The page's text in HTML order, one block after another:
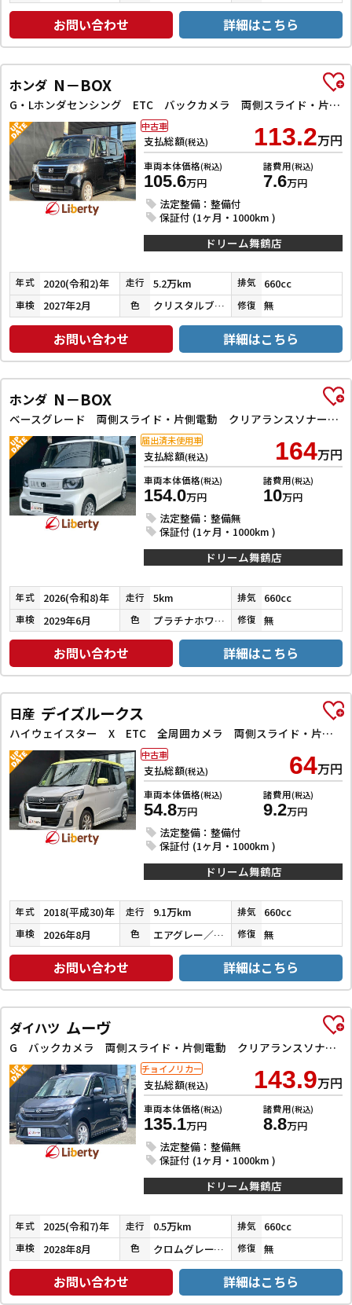
お問い合わせ 詳細はこちら
ホンダ N－BOX
G・Lホンダセンシング ETC バックカメラ 両側スライド・片側電動 ナビ オートクルーズコントロール レーンアシスト 衝突被害軽減システム オートライト スマートキー アイドリングストップ
支払総額(税込) 113.2万円
車両本体価格(税込)
105.6万円
諸費用(税込)
7.6万円
法定整備：整備付
保証付 (1ヶ月・1000km )
中古車
ドリーム舞鶴店
年式 2020(令和2)年 走行 5.2万km 排気 660cc
車検 2027年2月 色 クリスタルブラックパール 修復 無
お問い合わせ 詳細はこちら
ホンダ N－BOX
ベースグレード 両側スライド・片側電動 クリアランスソナー オートクルーズコントロール レーンアシスト 衝突被害軽減システム オートライト LEDヘッドランプ スマートキー アイドリングストップ
支払総額(税込) 164万円
車両本体価格(税込)
154.0万円
諸費用(税込)
10万円
法定整備：整備無
保証付 (1ヶ月・1000km )
届出済未使用車
ドリーム舞鶴店
年式 2026(令和8)年 走行 5km 排気 660cc
車検 2029年6月 色 プラチナホワイトパール 修復 無
お問い合わせ 詳細はこちら
日産 デイズルークス
ハイウェイスター X ETC 全周囲カメラ 両側スライド・片側電動 ナビ TV 衝突被害軽減システム オートマチックハイビーム オートライト LEDヘッドランプ スマートキー アイドリングストップ
支払総額(税込) 64万円
車両本体価格(税込)
54.8万円
諸費用(税込)
9.2万円
法定整備：整備付
保証付 (1ヶ月・1000km )
中古車
ドリーム舞鶴店
年式 2018(平成30)年 走行 9.1万km 排気 660cc
車検 2026年8月 色 エアグレー／レモンライム 修復 無
お問い合わせ 詳細はこちら
ダイハツ ムーヴ
G バックカメラ 両側スライド・片側電動 クリアランスソナー レーンアシスト 衝突被害軽減システム オートライト LEDヘッドランプ スマートキー アイドリングストップ 電動格納ミラー ベンチシート
支払総額(税込) 143.9万円
車両本体価格(税込)
135.1万円
諸費用(税込)
8.8万円
法定整備：整備無
保証付 (1ヶ月・1000km )
チョイノリカー
ドリーム舞鶴店
年式 2025(令和7)年 走行 0.5万km 排気 660cc
車検 2028年8月 色 クロムグレーメタリック 修復 無
お問い合わせ 詳細はこちら